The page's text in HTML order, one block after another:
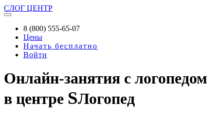
СЛОГ ЦЕНТР
8 (800) 555-65-07
Цены
Начать бесплатно
Войти
Онлайн-занятия с логопедом
в центре SЛогопед